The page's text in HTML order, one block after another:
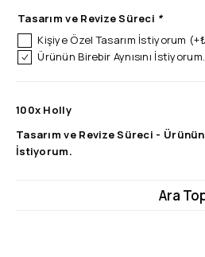
Tasarım ve Revize Süreci *
Kişiye Özel Tasarım İstiyorum (+₺
Ürünün Birebir Aynısını İstiyorum.
100x Holly
Tasarım ve Revize Süreci - Ürünün
İstiyorum.
Ara